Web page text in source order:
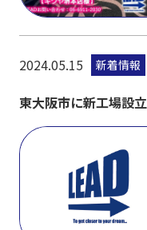
2024.05.15 新着情報
東大阪市に新工場設立